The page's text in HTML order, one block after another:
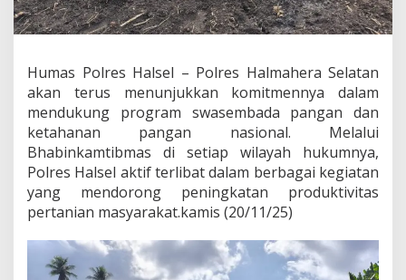
K
e
h
a
n
P
a
n
g
a
n
d
Humas Polres Halsel – Polres Halmahera Selatan
akan terus menunjukkan komitmennya dalam
mendukung program swasembada pangan dan
ketahanan pangan nasional. Melalui
Bhabinkamtibmas di setiap wilayah hukumnya,
Polres Halsel aktif terlibat dalam berbagai kegiatan
yang mendorong peningkatan produktivitas
pertanian masyarakat.kamis (20/11/25)